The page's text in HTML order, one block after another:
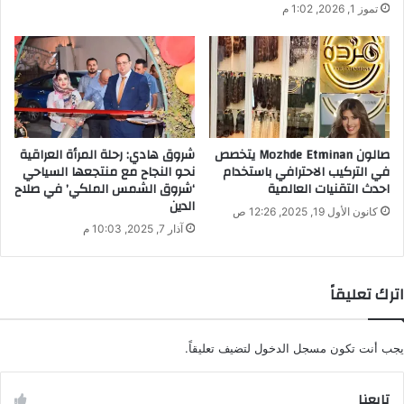
تموز 1, 2026, 1:02 م
صالون Mozhde Etminan يتخصص
في التركيب الاحترافي باستخدام
احدث التقنيات العالمية
كانون الأول 19, 2025, 12:26 ص
شروق هادي: رحلة المرأة العراقية
نحو النجاح مع منتجعها السياحي
‘شروق الشمس الملكي’ في صلاح
الدين
آذار 7, 2025, 10:03 م
اترك تعليقاً
يجب أنت تكون مسجل الدخول لتضيف تعليقاً.